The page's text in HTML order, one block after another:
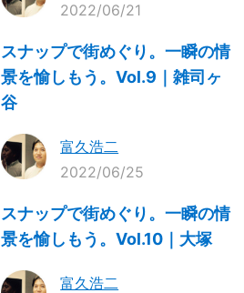
2022/06/21
スナップで街めぐり。一瞬の情
景を愉しもう。Vol.9｜雑司ヶ
谷
富久浩二
2022/06/25
スナップで街めぐり。一瞬の情
景を愉しもう。Vol.10｜大塚
富久浩二